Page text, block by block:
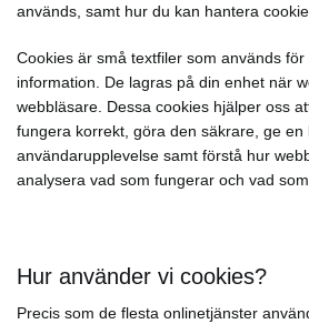
används, samt hur du kan hantera
Cookies är små textfiler som används
information. De lagras på din enhet när
webbläsare. Dessa cookies hjälper oss
fungera korrekt, göra den säkrare, ge en
användarupplevelse samt förstå hur
analysera vad som fungerar och vad
Hur använder vi cookies?
Precis som de flesta onlinetjänster